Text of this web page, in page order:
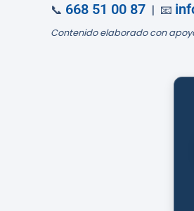
📞 668 51 00 87 | 📧
Contenido elaborado con